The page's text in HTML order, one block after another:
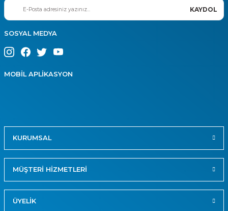
KAYDOL
SOSYAL MEDYA
MOBİL APLİKASYON
KURUMSAL
MÜŞTERİ HİZMETLERİ
ÜYELİK